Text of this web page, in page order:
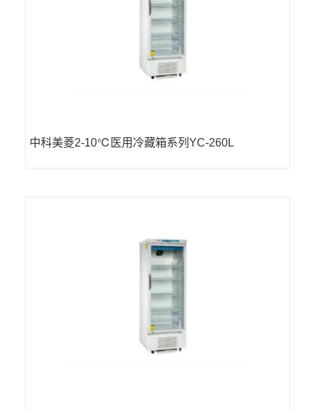
中科美菱2-10℃医用冷藏箱系列YC-260L